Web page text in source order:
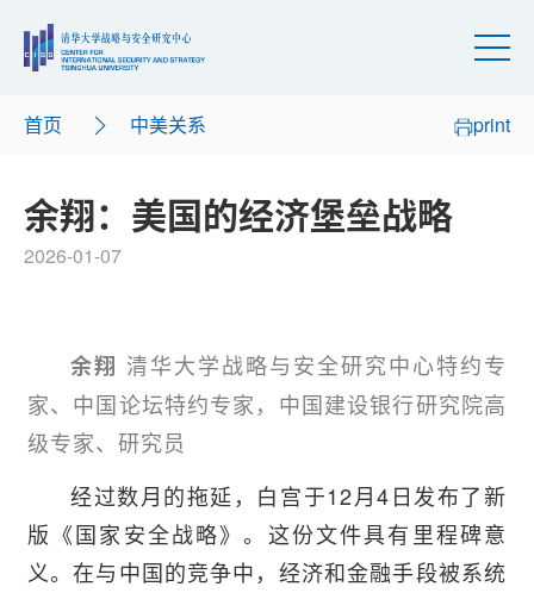
首页 中美关系 print
余翔：美国的经济堡垒战略
2026-01-07
余翔 清华大学战略与安全研究中心特约专
家、中国论坛特约专家，中国建设银行研究院高
级专家、研究员
经过数月的拖延，白宫于12月4日发布了新
版《国家安全战略》。这份文件具有里程碑意
义。在与中国的竞争中，经济和金融手段被系统